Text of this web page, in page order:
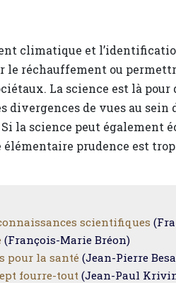
climatique et
réchauffement ou
La science est là
divergences de vues au
la science peut également
prudence est
scientifiques
(François-Marie Bréon)
pour la santé (Jean-Pierre
fourre-tout (Jean-Paul